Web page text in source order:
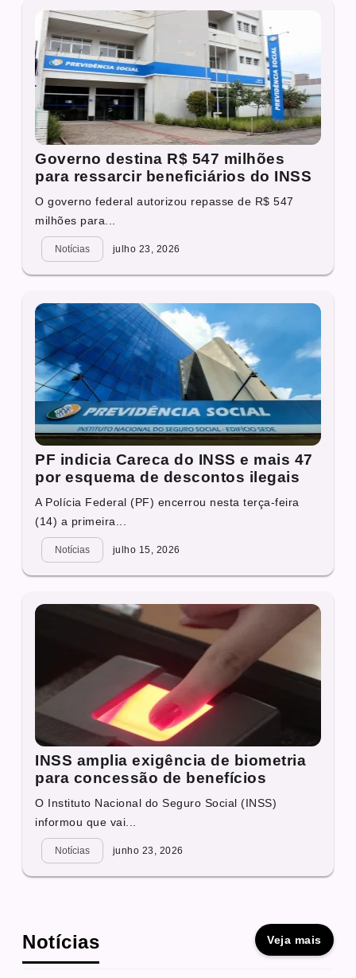
Governo destina R$ 547 milhões
para ressarcir beneficiários do INSS
O governo federal autorizou repasse de R$ 547
milhões para...
Notícias julho 23, 2026
PF indicia Careca do INSS e mais 47
por esquema de descontos ilegais
A Polícia Federal (PF) encerrou nesta terça-feira
(14) a primeira...
Notícias julho 15, 2026
INSS amplia exigência de biometria
para concessão de benefícios
O Instituto Nacional do Seguro Social (INSS)
informou que vai...
Notícias junho 23, 2026
Notícias Veja mais